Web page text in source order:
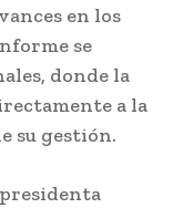
en los
se
donde la
a la
su gestión.